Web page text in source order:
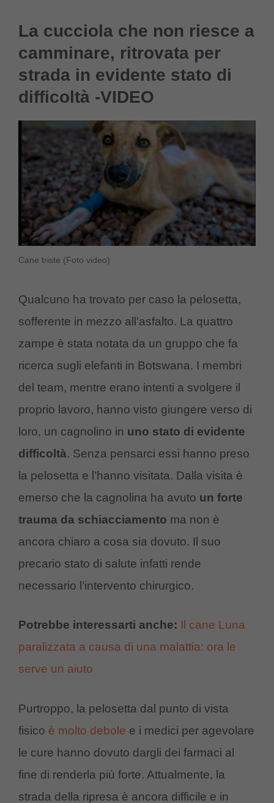
La cucciola che non riesce a
camminare, ritrovata per
strada in evidente stato di
difficoltà -VIDEO
Cane triste (Foto video)
Qualcuno ha trovato per caso la pelosetta,
sofferente in mezzo all’asfalto. La quattro
zampe è stata notata da un gruppo che fa
ricerca sugli elefanti in Botswana. I membri
del team, mentre erano intenti a svolgere il
proprio lavoro, hanno visto giungere verso di
loro, un cagnolino in uno stato di evidente
difficoltà. Senza pensarci essi hanno preso
la pelosetta e l’hanno visitata. Dalla visita è
emerso che la cagnolina ha avuto un forte
trauma da schiacciamento ma non è
ancora chiaro a cosa sia dovuto. Il suo
precario stato di salute infatti rende
necessario l’intervento chirurgico.
Potrebbe interessarti anche: Il cane Luna
paralizzata a causa di una malattia: ora le
serve un aiuto
Purtroppo, la pelosetta dal punto di vista
fisico è molto debole e i medici per agevolare
le cure hanno dovuto dargli dei farmaci al
fine di renderla più forte. Attualmente, la
strada della ripresa è ancora difficile e in